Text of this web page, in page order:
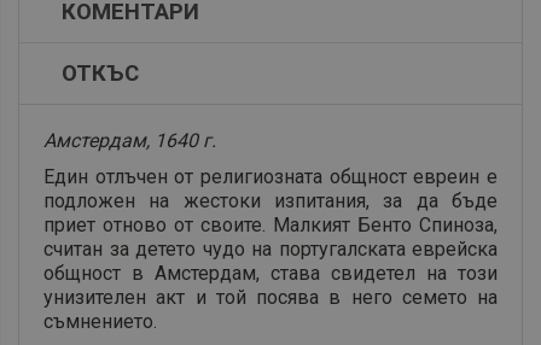
КОМЕНТАРИ
ОТКЪС
Амстердам, 1640 г.
Един отлъчен от религиозната общност евреин е
подложен на жестоки изпитания, за да бъде
приет отново от своите. Малкият Бенто Спиноза,
считан за детето чудо на португалската еврейска
общност в Амстердам, става свидетел на този
унизителен акт и той посява в него семето на
съмнението.